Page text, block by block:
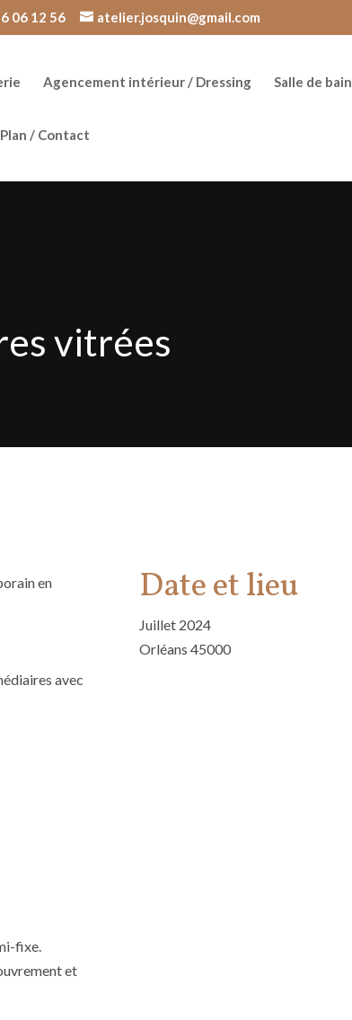
06 12 56 atelier.josquin@gmail.com
Agencement intérieur / Dressing Salle de bain
Plan / Contact
vitrées
en
avec
fixe.
et
Date et lieu
Juillet 2024
Orléans 45000